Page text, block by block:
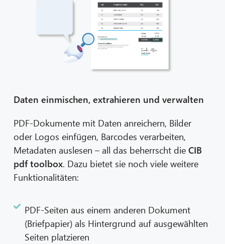
Daten einmischen, extrahieren und verwalten
PDF-Dokumente mit Daten anreichern, Bilder
oder Logos einfügen, Barcodes verarbeiten,
Metadaten auslesen – all das beherrscht dieCIB
pdf toolbox. Dazu bietet sie noch viele weitere
Funktionalitäten:
PDF-Seiten aus einem anderen Dokument
(Briefpapier) als Hintergrund auf ausgewählten
Seiten platzieren